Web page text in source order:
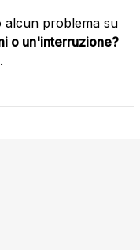
alcun problema su
o un'interruzione?